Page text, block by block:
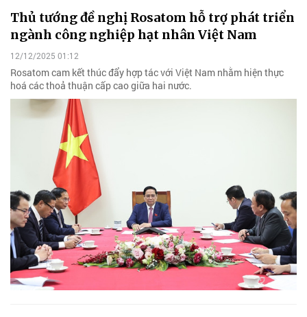
Thủ tướng đề nghị Rosatom hỗ trợ phát triển
ngành công nghiệp hạt nhân Việt Nam
12/12/2025 01:12
Rosatom cam kết thúc đẩy hợp tác với Việt Nam nhằm hiện thực
hoá các thoả thuận cấp cao giữa hai nước.